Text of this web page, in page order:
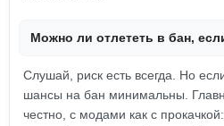
Можно ли отлететь в бан,
Слушай, риск есть всегда. Но
шансы на бан минимальны.
честно, с модами как с